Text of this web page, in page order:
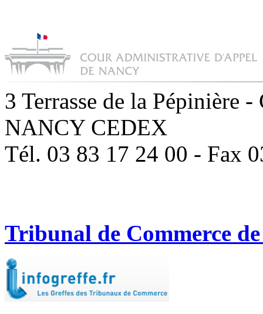
3 Terrasse de la Pépinière
NANCY CEDEX
Tél. 03 83 17 24 00 - Fax
Tribunal de Commerce